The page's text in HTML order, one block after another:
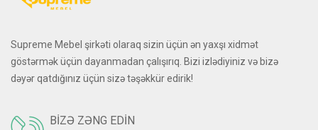
Supreme Mebel şirkəti olaraq sizin üçün ən yaxşı xidmət
göstərmək üçün dayanmadan çalışırıq. Bizi izlədiyiniz və bizə
dəyər qatdığınız üçün sizə təşəkkür edirik!
BIZƏ ZƏNG EDIN